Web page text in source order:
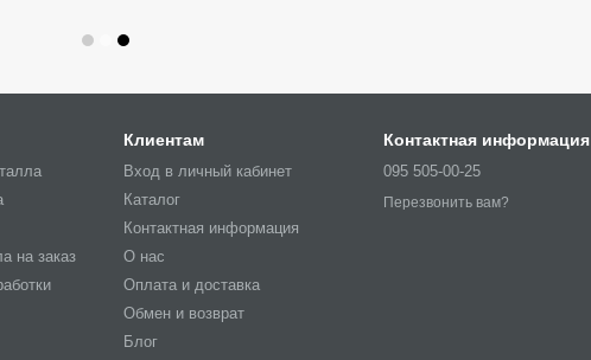
на заказ
Клиентам
Вход в личный кабинет
Каталог
Контактная информация
О нас
Оплата и доставка
Обмен и возврат
Блог
Контактная информация
095 505-00-25
Перезвонить вам?